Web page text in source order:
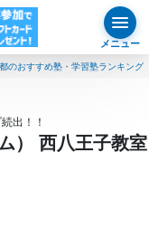
メニュー
のおすすめ塾・学習塾ランキング
出！！
） 西八王子教室